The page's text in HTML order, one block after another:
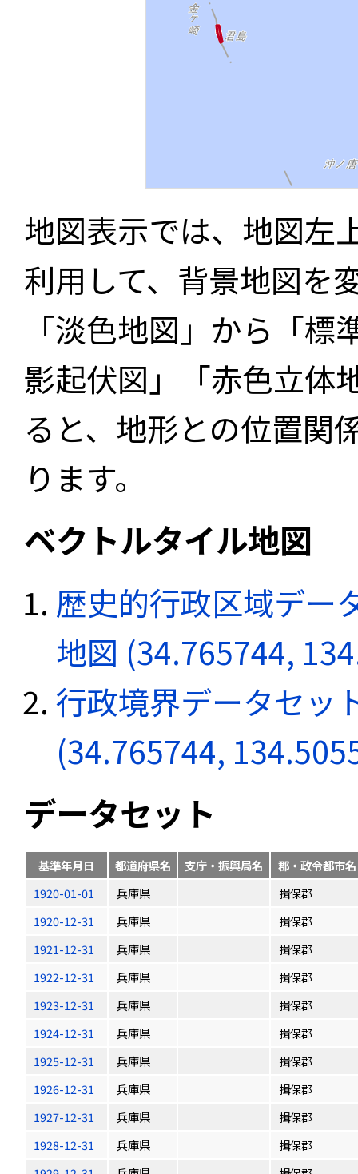
地図表示では、地図左
利用して、背景地図を
「淡色地図」から「
影起伏図」「赤色立体
ると、地形との位置関
ります。
ベクトルタイル地図
歴史的行政区域デー
地図 (34.765744,
行政境界データセッ
(34.765744,
データセット
基準年月日 都道府県名 支庁・振興局名
郡・政令都市名
1920-01-01
兵庫県
揖保郡
1920-12-31
兵庫県
揖保郡
1921-12-31
兵庫県
揖保郡
1922-12-31
兵庫県
揖保郡
1923-12-31
兵庫県
揖保郡
1924-12-31
兵庫県
揖保郡
1925-12-31
兵庫県
揖保郡
1926-12-31
兵庫県
揖保郡
1927-12-31
兵庫県
揖保郡
1928-12-31
兵庫県
揖保郡